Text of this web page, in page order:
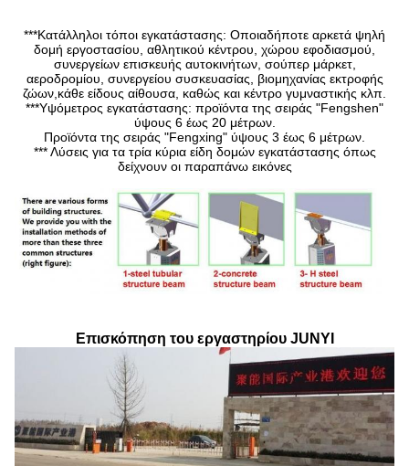
***Κατάλληλοι τόποι εγκατάστασης: Οποιαδήποτε αρκετά ψηλή
δομή εργοστασίου, αθλητικού κέντρου, χώρου εφοδιασμού,
συνεργείων επισκευής αυτοκινήτων, σούπερ μάρκετ,
αεροδρομίου, συνεργείου συσκευασίας, βιομηχανίας εκτροφής
ζώων,κάθε είδους αίθουσα, καθώς και κέντρο γυμναστικής κλπ.
***Υψόμετρος εγκατάστασης: προϊόντα της σειράς "Fengshen"
ύψους 6 έως 20 μέτρων.
Προϊόντα της σειράς "Fengxing" ύψους 3 έως 6 μέτρων.
*** Λύσεις για τα τρία κύρια είδη δομών εγκατάστασης όπως
δείχνουν οι παραπάνω εικόνες
Επισκόπηση του εργαστηρίου JUNYI